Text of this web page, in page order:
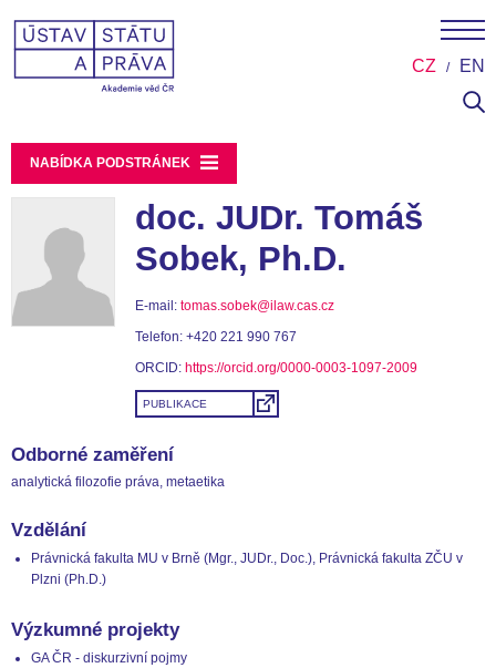
CZ EN
NABÍDKA PODSTRÁNEK
doc. JUDr. Tomáš
Sobek, Ph.D.
E-mail: tomas.sobek@ilaw.cas.cz
Telefon: +420 221 990 767
ORCID: https://orcid.org/0000-0003-1097-2009
PUBLIKACE
Odborné zaměření
analytická filozofie práva, metaetika
Vzdělání
Právnická fakulta MU v Brně (Mgr., JUDr., Doc.), Právnická fakulta ZČU v
Plzni (Ph.D.)
Výzkumné projekty
GA ČR - diskurzivní pojmy